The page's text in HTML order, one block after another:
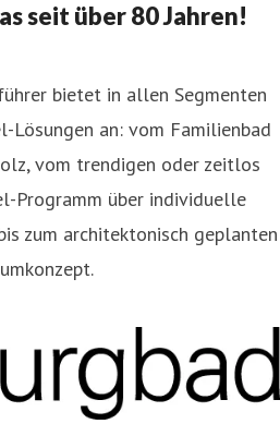
seit über 80 Jahren!
bietet in allen Segmenten
Lösungen an: vom Familienbad
vom trendigen oder zeitlos
Programm über individuelle
zum architektonisch geplanten